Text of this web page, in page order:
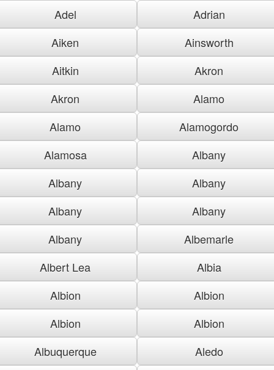
Adel
Adrian
Aiken
Ainsworth
Aitkin
Akron
Akron
Alamo
Alamo
Alamogordo
Alamosa
Albany
Albany
Albany
Albany
Albany
Albany
Albemarle
Albert Lea
Albia
Albion
Albion
Albion
Albion
Albuquerque
Aledo